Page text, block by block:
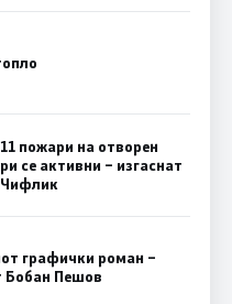
пожари на отворен
се активни – изгаснат
Чифлик
графички роман –
Бобан Пешов